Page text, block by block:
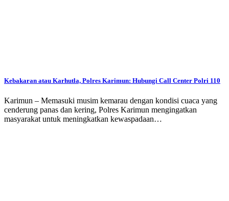
Kebakaran atau Karhutla, Polres Karimun: Hubungi Call Center Polri 110
Karimun – Memasuki musim kemarau dengan kondisi cuaca yang
cenderung panas dan kering, Polres Karimun mengingatkan
masyarakat untuk meningkatkan kewaspadaan…